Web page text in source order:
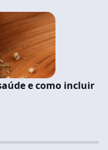
e como incluir